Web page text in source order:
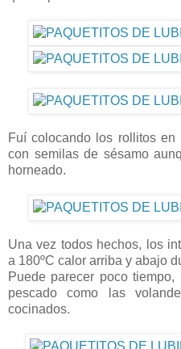
Fuí colocando los rollitos
con semilas de sésamo
horneado.
Una vez todos hechos, los
a 180ºC calor arriba y abajo
Puede parecer poco
pescado como las
cocinados.